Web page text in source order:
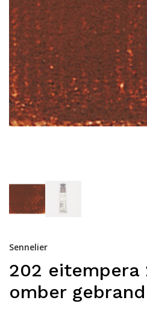
Sennelier
202 eitempera
omber gebrand